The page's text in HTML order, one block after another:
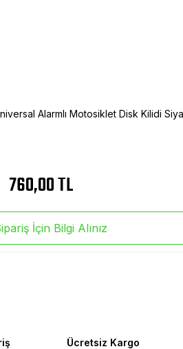
Alarmlı Motosiklet Disk Kilidi
760,00 TL
İçin Bilgi Alınız
Ücretsiz Kargo